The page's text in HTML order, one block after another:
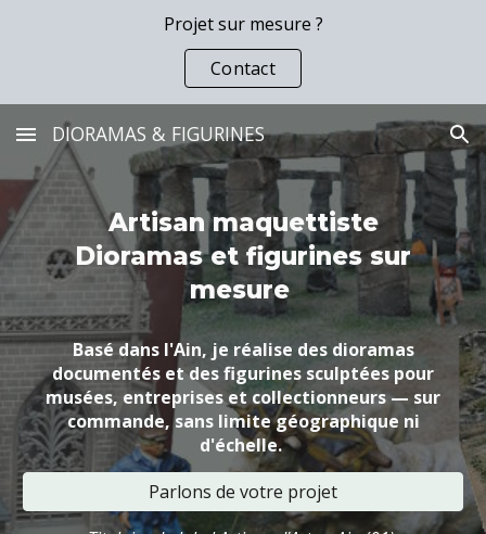
Projet sur mesure ?
Contact
DIORAMAS & FIGURINES
Artisan maquettiste
Dioramas et figurines sur
mesure
Basé dans l'Ain, je réalise des dioramas
documentés et des figurines sculptées pour
musées, entreprises et collectionneurs — sur
commande, sans limite géographique ni
d'échelle.
Parlons de votre projet